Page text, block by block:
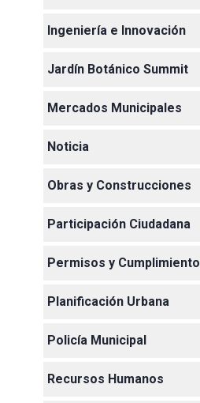
Ingeniería e Innovación
Jardín Botánico Summit
Mercados Municipales
Noticia
Obras y Construcciones
Participación Ciudadana
Permisos y Cumplimiento
Planificación Urbana
Policía Municipal
Recursos Humanos